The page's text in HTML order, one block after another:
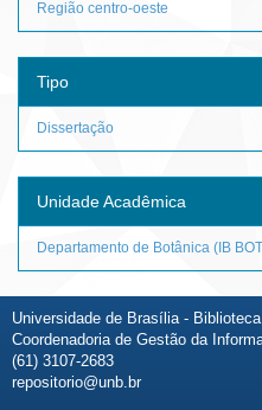
Região centro-oeste
Tipo
Dissertação
Unidade Acadêmica
Departamento de Botânica (IB
Universidade de Brasília -
Coordenadoria de Gestão da
(61) 3107-2683
repositorio@unb.br